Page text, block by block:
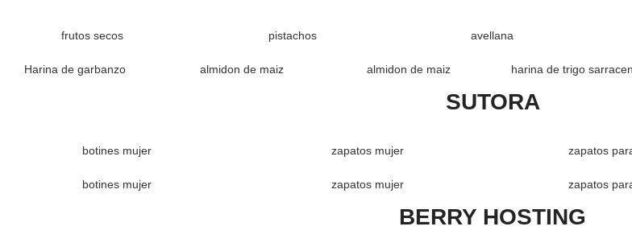
frutos secos pistachos avellana
Harina de garbanzo almidon de maiz almidon de maiz harina de trigo
SUTORA
botines mujer zapatos mujer zapatos
botines mujer zapatos mujer zapatos
BERRY HOSTING